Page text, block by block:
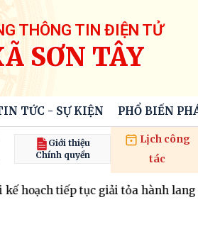
THÔNG TIN ĐIỆN TỬ
SƠN TÂY
TỨC - SỰ KIỆN PHỔ BIẾN
Giới thiệu
Chính quyền
Lịch công
tác
hoạch tiếp tục giải tỏa hành lang